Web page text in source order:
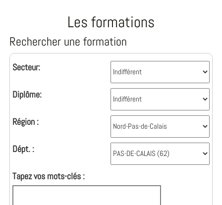
Les formations
Rechercher une formation
Secteur:
Diplôme:
Région :
Dépt. :
Tapez vos mots-clés :